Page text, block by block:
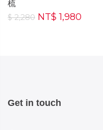
梳
$ 2,280 NT$ 1,980
Get in touch